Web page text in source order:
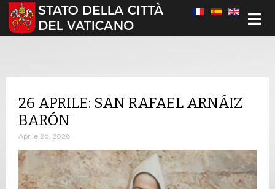
Seleziona la tua lingua
26 APRILE: SAN RAFAEL ARNÁIZ
BARÓN
Aprile 26, 2026